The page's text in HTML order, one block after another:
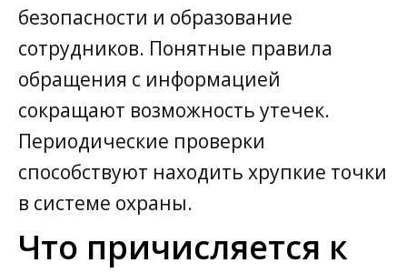
безопасности и образование
сотрудников. Понятные правила
обращения с информацией
сокращают возможность утечек.
Периодические проверки
способствуют находить хрупкие точки
в системе охраны.
Что причисляется к